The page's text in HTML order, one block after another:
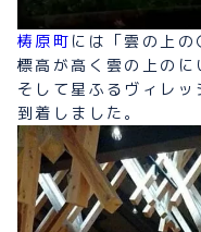
梼原町 には「雲の上の
標高が高く雲の上のに
そして星ふるヴィレ
到着しました。